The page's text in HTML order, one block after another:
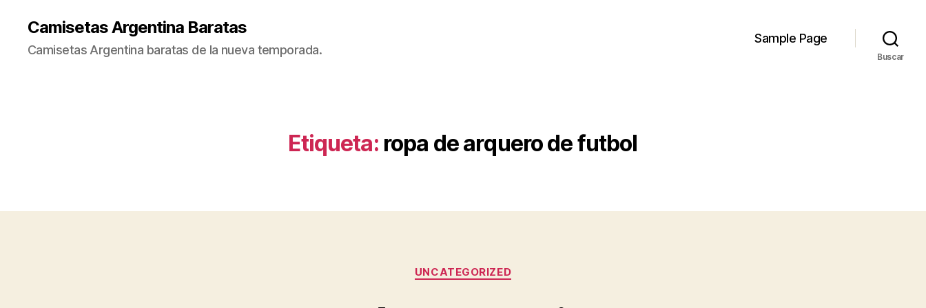
Camisetas Argentina Baratas
Camisetas Argentina baratas de la nueva temporada.
Sample Page
Buscar
Etiqueta: ropa de arquero de futbol
Categorías
UNCATEGORIZED